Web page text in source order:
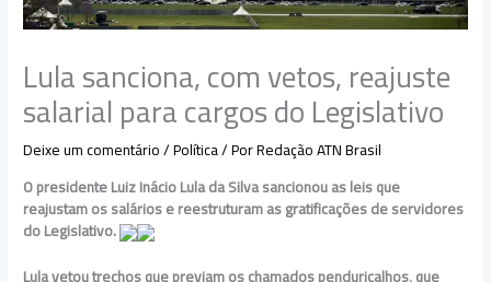
Lula sanciona, com vetos, reajuste
salarial para cargos do Legislativo
Deixe um comentário/Política/ PorRedação ATN Brasil
O presidente Luiz Inácio Lula da Silva sancionou as leis que
reajustam os salários e reestruturam as gratificações de servidores
do Legislativo.